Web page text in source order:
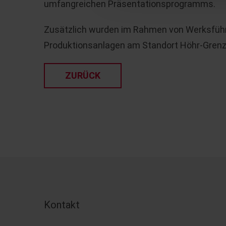
umfangreichen Präsentationsprogramms.
Zusätzlich wurden im Rahmen von
Produktionsanlagen am Standort Höhr-
ZURÜCK
Kontakt